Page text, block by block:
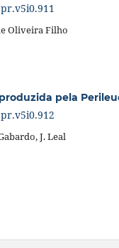
Oliveira Filho
pela
J. Leal